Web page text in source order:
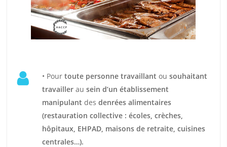
• Pour toute personne travaillant ou souhaitant
travailler au sein d’un établissement
manipulant des denrées alimentaires
(restauration collective : écoles, crèches,
hôpitaux, EHPAD, maisons de retraite, cuisines
centrales…).